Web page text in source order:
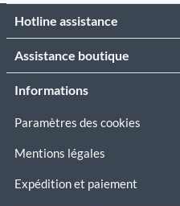
Hotline assistance
Assistance boutique
Informations
Paramètres des cookies
Mentions légales
Expédition et paiement